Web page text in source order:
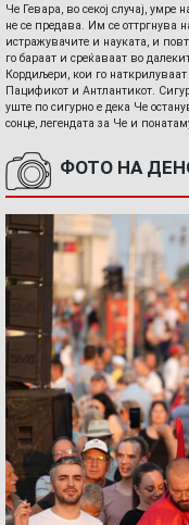
Че Гевара, во секој случај,
не се предава. Им се оттргнува
истражувачите и науката, и
го бараат и среќаваат во
Кордиљери, кои го
Пацификот и Антлантикот.
уште по сигурно е дека Че
сонце, легендата за Че и
ФОТО НА